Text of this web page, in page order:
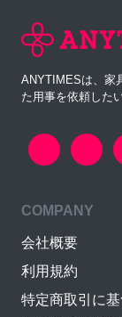
ANYTIMESは、家
た用事を依頼した
COMPANY
会社概要
利用規約
特定商取引に